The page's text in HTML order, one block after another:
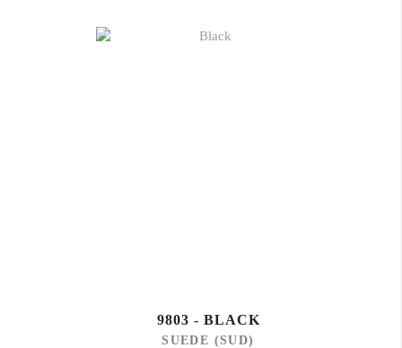
9803 - BLACK
SUEDE (SUD)